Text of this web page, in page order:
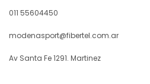
011 55604450
modenasport@fibertel.com.ar
Av Santa Fe 1291. Martinez